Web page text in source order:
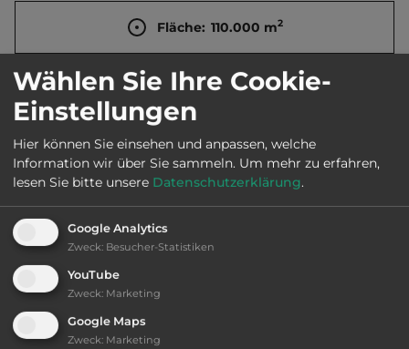
Fläche: 110.000 m2
Öffnungszeiten: 1.3. bis 31.10.
Telefon: 0044 1407 860223
Ausstattung:
AB-Abfahrt max. 10 km entfernt
bis 50,- Euro
Wählen Sie Ihre Cookie-
Einstellungen
Hier können Sie einsehen und anpassen, welche
Information wir über Sie sammeln. Um mehr zu erfahren,
lesen Sie bitte unsere Datenschutzerklärung.
Google Analytics
Zweck: Besucher-Statistiken
YouTube
Zweck: Marketing
Google Maps
Zweck: Marketing